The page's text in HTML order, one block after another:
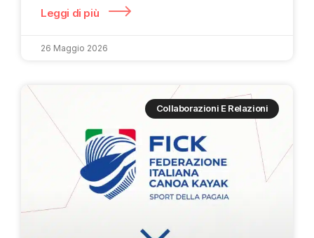
Leggi di più
26 Maggio 2026
Collaborazioni E Relazioni